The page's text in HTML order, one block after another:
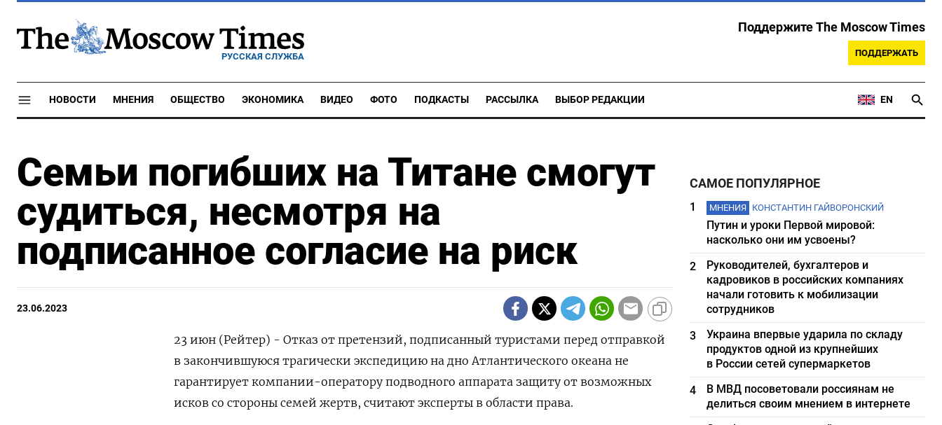
РУССКАЯ СЛУЖБА
Поддержите The Moscow Times
ПОДДЕРЖАТЬ
НОВОСТИ МНЕНИЯ ОБЩЕСТВО ЭКОНОМИКА ВИДЕО ФОТО ПОДКАСТЫ РАССЫЛКА ВЫБОР РЕДАКЦИИ EN
Семьи погибших на Титане смогут
судиться, несмотря на
подписанное согласие на риск
23.06.2023
23 июн (Рейтер) - Отказ от претензий, подписанный туристами перед отправкой
в закончившуюся трагически экспедицию на дно Атлантического океана не
гарантирует компании-оператору подводного аппарата защиту от возможных
исков со стороны семей жертв, считают эксперты в области права.
САМОЕ ПОПУЛЯРНОЕ
1 МНЕНИЯ КОНСТАНТИН ГАЙВОРОНСКИЙ
Путин и уроки Первой мировой:
насколько они им усвоены?
2
Руководителей, бухгалтеров и
кадровиков в российских компаниях
начали готовить к мобилизации
сотрудников
3
Украина впервые ударила по складу
продуктов одной из крупнейших
в России сетей супермаркетов
4
В МВД посоветовали россиянам не
делиться своим мнением в интернете